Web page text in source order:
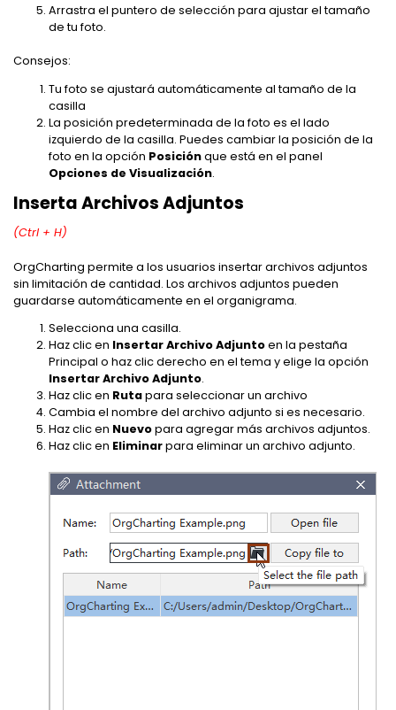
Arrastra el puntero de selección para ajustar el tamaño
de tu foto.
Consejos:
Tu foto se ajustará automáticamente al tamaño de la
casilla
La posición predeterminada de la foto es el lado
izquierdo de la casilla. Puedes cambiar la posición de la
foto en la opción Posiciónque está en el panel
Opciones de Visualización.
Inserta Archivos Adjuntos
(Ctrl + H)
OrgCharting permite a los usuarios insertar archivos adjuntos
sin limitación de cantidad. Los archivos adjuntos pueden
guardarse automáticamente en el organigrama.
Selecciona una casilla.
Haz clic en Insertar Archivo Adjuntoen la pestaña
Principal o haz clic derecho en el tema y elige la opción
Insertar Archivo Adjunto.
Haz clic en Rutapara seleccionar un archivo
Cambia el nombre del archivo adjunto si es necesario.
Haz clic en Nuevopara agregar más archivos adjuntos.
Haz clic en Eliminarpara eliminar un archivo adjunto.